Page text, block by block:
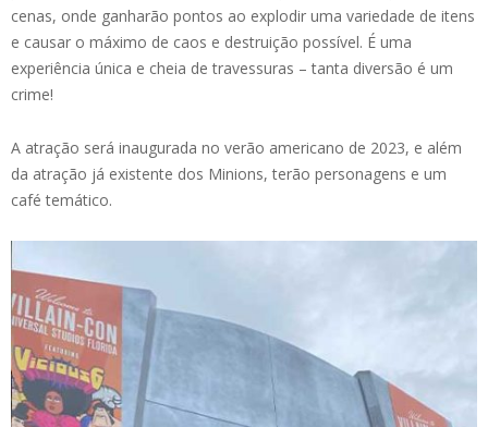
cenas, onde ganharão pontos ao explodir uma variedade de itens
e causar o máximo de caos e destruição possível. É uma
experiência única e cheia de travessuras – tanta diversão é um
crime!
A atração será inaugurada no verão americano de 2023, e além
da atração já existente dos Minions, terão personagens e um
café temático.